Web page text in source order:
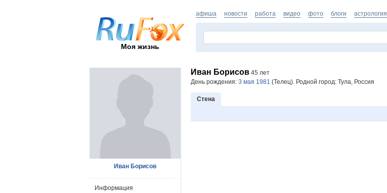
Моя жизнь
афиша новости работа видео фото блоги астрология
Иван Борисов 45 лет
День рождения: 3 мая 1981 (Телец). Родной город: Тула, Россия
Стена
Иван Борисов
Информация